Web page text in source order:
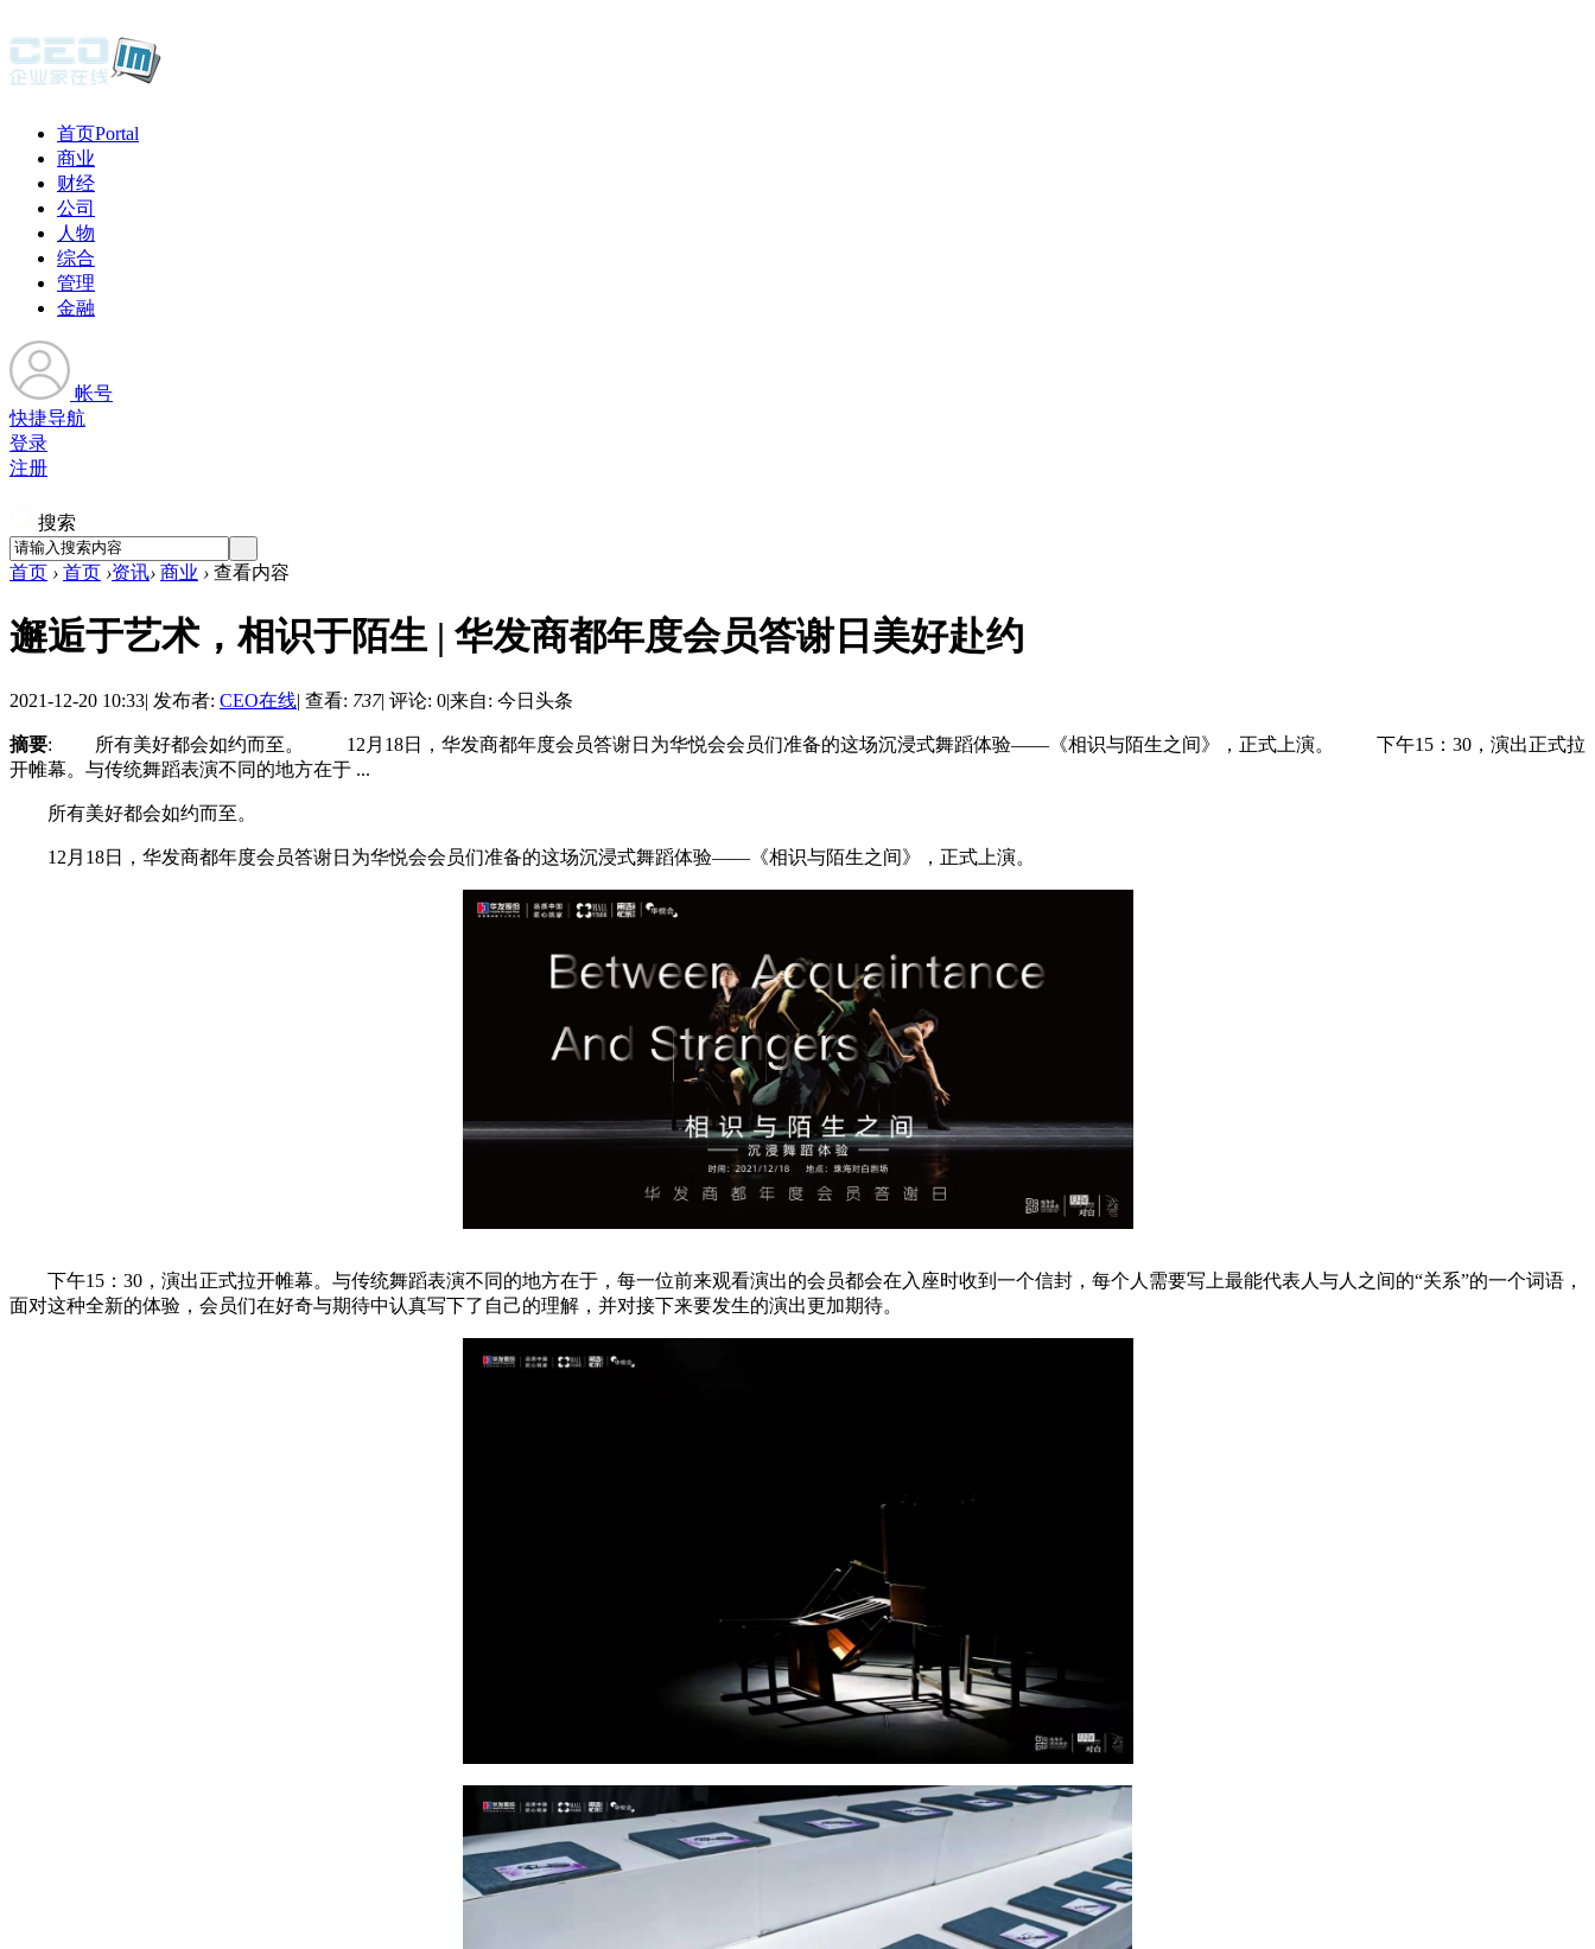
首页Portal
商业
财经
公司
人物
综合
管理
金融
帐号
快捷导航
登录
注册
搜索
首页 › 首页 ›资讯› 商业 › 查看内容
邂逅于艺术，相识于陌生 | 华发商都年度会员答谢日美好赴约
2021-12-20 10:33| 发布者: CEO在线| 查看: 737| 评论: 0|来自: 今日头条
摘要: 所有美好都会如约而至。 12月18日，华发商都年度会员答谢日为华悦会会员们准备的这场沉浸式舞蹈体验——《相识与陌生之间》，正式上演。 下午15：30，演出正式拉
开帷幕。与传统舞蹈表演不同的地方在于 ...
所有美好都会如约而至。
12月18日，华发商都年度会员答谢日为华悦会会员们准备的这场沉浸式舞蹈体验——《相识与陌生之间》，正式上演。
下午15：30，演出正式拉开帷幕。与传统舞蹈表演不同的地方在于，每一位前来观看演出的会员都会在入座时收到一个信封，每个人需要写上最能代表人与人之间的“关系”的一个词语，
面对这种全新的体验，会员们在好奇与期待中认真写下了自己的理解，并对接下来要发生的演出更加期待。